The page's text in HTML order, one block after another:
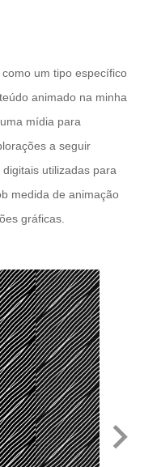
um tipo específico
animado na minha
mídia para
a seguir
utilizadas para
medida de animação
gráficas.